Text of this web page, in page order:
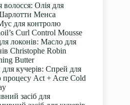
Олія для
Менса
для контролю
Curl Control Mousse
локонів: Масло для
Christophe Robin
Butter
кучерів: Спрей для
процесу Act + Acre Cold
засіб для